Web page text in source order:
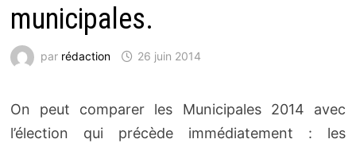
municipales.
par rédaction 26 juin 2014
On peut comparer les Municipales 2014 avec
l’élection qui précède immédiatement : les